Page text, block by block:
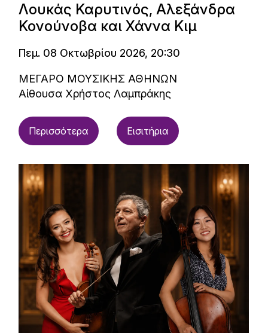
Λουκάς Καρυτινός, Αλεξάνδρα
Κονούνοβα και Χάννα Κιμ
Πεμ. 08 Οκτωβρίου 2026, 20:30
ΜΕΓΑΡΟ ΜΟΥΣΙΚΗΣ ΑΘΗΝΩΝ
Αίθουσα Χρήστος Λαμπράκης
Περισσότερα Εισιτήρια